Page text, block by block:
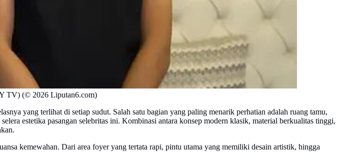
TV) (© 2026 Liputan6.com)
yang terlihat di setiap sudut. Salah satu bagian yang paling menarik perhatian adalah ruang tamu,
estetika pasangan selebritas ini. Kombinasi antara konsep modern klasik, material berkualitas tinggi,
kemewahan. Dari area foyer yang tertata rapi, pintu utama yang memiliki desain artistik, hingga